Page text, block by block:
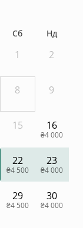
Сб Нд
1 2
8 9
15 16
₴4 000
22
₴4 500
23
₴4 000
29
₴4 500
30
₴4 000